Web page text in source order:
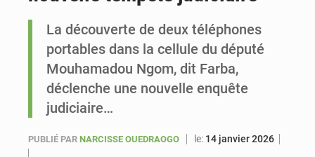
Sénégal : Ousmane Diagne prêtera serment le 11 août comme président du Conseil constitutionnel
La découverte de deux téléphones
portables dans la cellule du député
Mouhamadou Ngom, dit Farba,
déclenche une nouvelle enquête
judiciaire…
PUBLIÉ PAR NARCISSE OUEDRAOGO le: 14 janvier 2026